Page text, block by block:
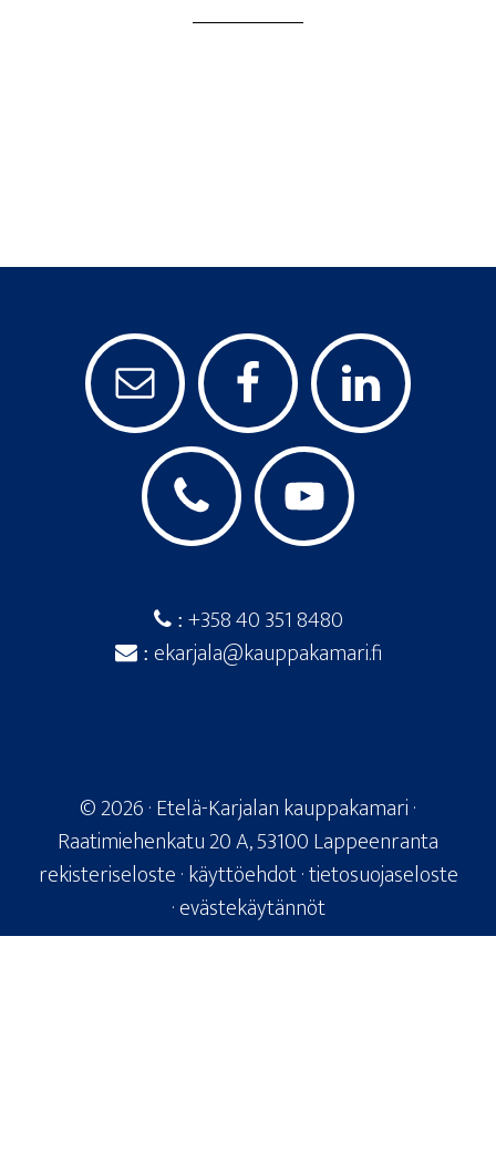
: +358 40 351 8480
: ekarjala@kauppakamari.fi
© 2026· Etelä-Karjalan kauppakamari ·
Raatimiehenkatu 20 A, 53100 Lappeenranta
rekisteriseloste·käyttöehdot·tietosuojaseloste
·evästekäytännöt